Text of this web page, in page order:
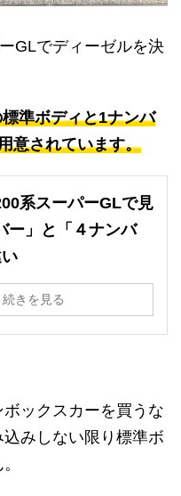
GLでディーゼルを決
準ボディと1ナンバ
意されています。
系スーパーGLで見
ー」と「４ナンバ
続きを見る
ックスカーを買うな
みしない限り標準ボ